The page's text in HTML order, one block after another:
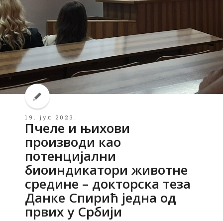
19. јул 2023.
Пчеле и њихови
производи као
потенцијални
биоиндикатори животне
средине – докторска теза
Данке Спирић једна од
првих у Србији